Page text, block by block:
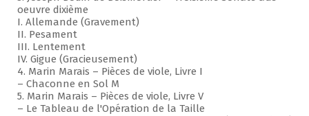
oeuvre dixième
I. Allemande (Gravement)
II. Pesament
III. Lentement
IV. Gigue (Gracieusement)
4. Marin Marais – Pièces de viole, Livre I
– Chaconne en Sol M
5. Marin Marais – Pièces de viole, Livre V
– Le Tableau de l'Opération de la Taille